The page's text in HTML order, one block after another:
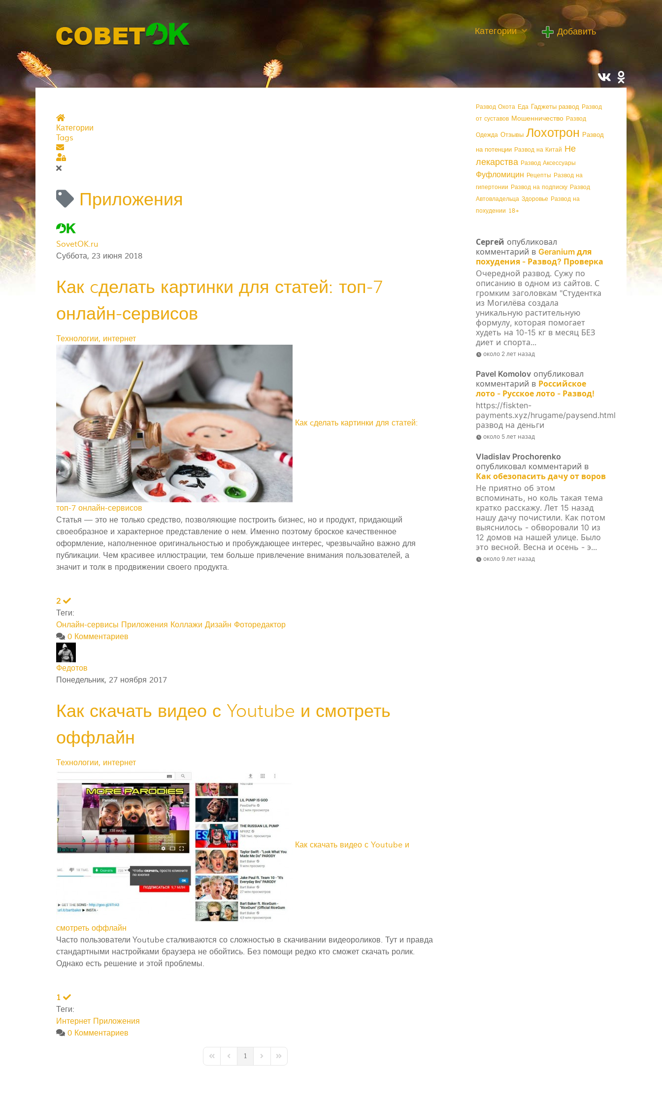
Категории Добавить
Главная страница
Категории
Tags
Подписаться на блог
Sign In
Приложения
SovetOK.ru
Суббота, 23 июня 2018
Как cделать картинки для статей: топ-7
онлайн-сервисов
Технологии, интернет
Как cделать картинки для статей:
топ-7 онлайн-сервисов
Статья — это не только средство, позволяющие построить бизнес, но и продукт, придающий
своеобразное и характерное представление о нем. Именно поэтому броское качественное
оформление, наполненное оригинальностью и пробуждающее интерес, чрезвычайно важно для
публикации. Чем красивее иллюстрации, тем больше привлечение внимания пользователей, а
значит и толк в продвижении своего продукта.
2
Теги:
Онлайн-сервисы Приложения Коллажи Дизайн Фоторедактор
0 Комментариев
Федотов
Понедельник, 27 ноября 2017
Как скачать видео с Youtube и смотреть
оффлайн
Технологии, интернет
Как скачать видео с Youtube и
смотреть оффлайн
Часто пользователи Youtube сталкиваются со сложностью в скачивании видеороликов. Тут и правда
стандартными настройками браузера не обойтись. Без помощи редко кто сможет скачать ролик.
Однако есть решение и этой проблемы.
1
Теги:
Интернет Приложения
0 Комментариев
First PagePrevious Page
1 Next PageLast Page
Развод Охота Еда Гаджеты развод Развод
от суставов Мошенничество Развод
Одежда Отзывы Лохотрон Развод
на потенции Развод на Китай Не
лекарства Развод Аксессуары
Фуфломицин Рецепты Развод на
гипертонии Развод на подписку Развод
Автовладельца Здоровье Развод на
похудении 18+
Сергей опубликовал
комментарий в Geranium для
похудения - Развод? Проверка
Очередной развод. Сужу по
описанию в одном из сайтов. С
громким заголовкам "Студентка
из Могилёва создала
уникальную растительную
формулу, которая помогает
худеть на 10-15 кг в месяц БЕЗ
диет и спорта...
около 2 лет назад
Pavel Komolov опубликовал
комментарий в Российское
лото - Русское лото - Развод!
https://fiskten-
payments.xyz/hrugame/paysend.html
развод на деньги
около 5 лет назад
Vladislav Prochorenko
опубликовал комментарий в
Как обезопасить дачу от воров
Не приятно об этом
вспоминать, но коль такая тема
кратко расскажу. Лет 15 назад
нашу дачу почистили. Как потом
выяснилось - обворовали 10 из
12 домов на нашей улице. Было
это весной. Весна и осень - э...
около 9 лет назад